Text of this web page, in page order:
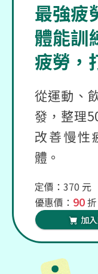
最強疲
體能訓
疲勞，
從運動、
發，整理
改善慢性
體。
定價：370 元
優惠價： 90折
加